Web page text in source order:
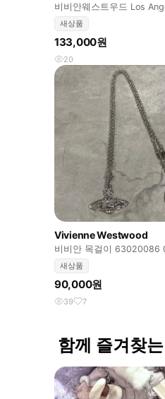
비비안웨스트우드 Los
Keyring
새상품
133,000원
20
Vivienne Westwood
비비안 목걸이 63020086
새상품
90,000원
39 7
함께 즐겨찾